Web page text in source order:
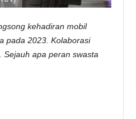
kehadiran mobil
pada 2023. Kolaborasi
Sejauh apa peran swasta